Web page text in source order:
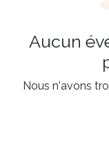
Aucun
Nous n'avons